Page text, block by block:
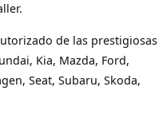
de las prestigiosas
Kia, Mazda, Ford,
Seat, Subaru, Skoda,